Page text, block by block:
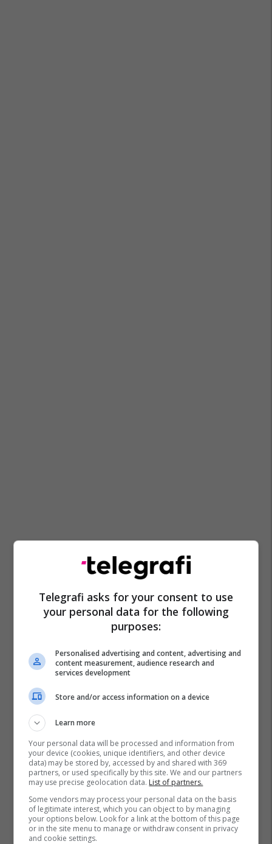
Telegrafi asks for your consent to use
your personal data for the following
purposes:
Personalised advertising and content, advertising and
content measurement, audience research and
services development
Store and/or access information on a device
Learn more
Your personal data will be processed and information from
your device (cookies, unique identifiers, and other device
data) may be stored by, accessed by and shared with 369
partners, or used specifically by this site. We and our partners
may use precise geolocation data. List of partners.
Some vendors may process your personal data on the basis
of legitimate interest, which you can object to by managing
your options below. Look for a link at the bottom of this page
or in the site menu to manage or withdraw consent in privacy
and cookie settings.